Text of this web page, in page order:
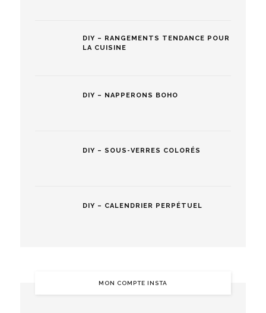
DIY – RANGEMENTS TENDANCE POUR
LA CUISINE
DIY – NAPPERONS BOHO
DIY – SOUS-VERRES COLORÉS
DIY – CALENDRIER PERPÉTUEL
MON COMPTE INSTA